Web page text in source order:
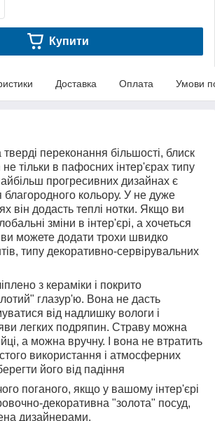
Купити
Доставка Оплата Умови
переконання більшості, блиск
тільки в пафосних інтер'єрах типу
прогресивних дизайнах є
благородного кольору. У не дуже
він додасть теплі нотки. Якщо ви
зміни в інтер'єрі, а хочеться
ви можете додати трохи швидко
типу декоративно-сервірувальних
з кераміки і покрито
глазур'ю. Вона не дасть
від надлишку вологи і
легких подряпин. Страву можна
а можна вручну. І вона не втратить
використання і атмосферних
його від падіння
поганого, якщо у вашому інтер'єрі
декоративна "золота" посуд,
дизайнерами.